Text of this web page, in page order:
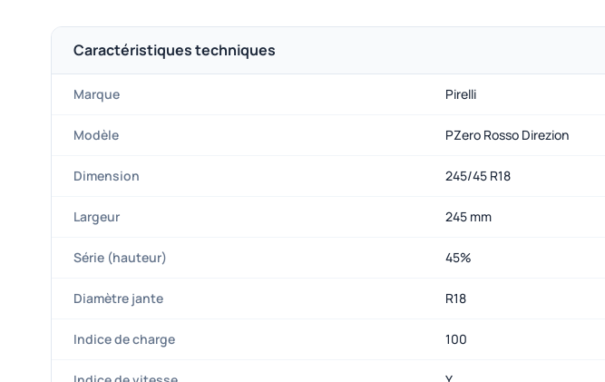
Caractéristiques techniques
Marque Pirelli
Modèle PZero Rosso Direzion
Dimension 245/45 R18
Largeur 245 mm
Série (hauteur) 45%
Diamètre jante R18
Indice de charge 100